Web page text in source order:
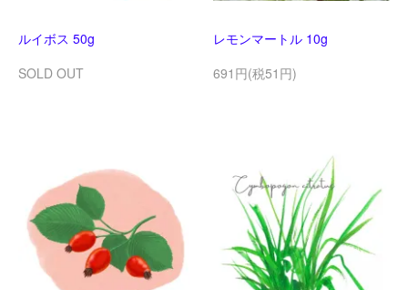
ルイボス 50g
SOLD OUT
レモンマートル 10g
691円(税51円)